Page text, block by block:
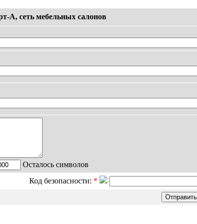
А, сеть мебельных салонов
Осталось символов
Код безопасности: *